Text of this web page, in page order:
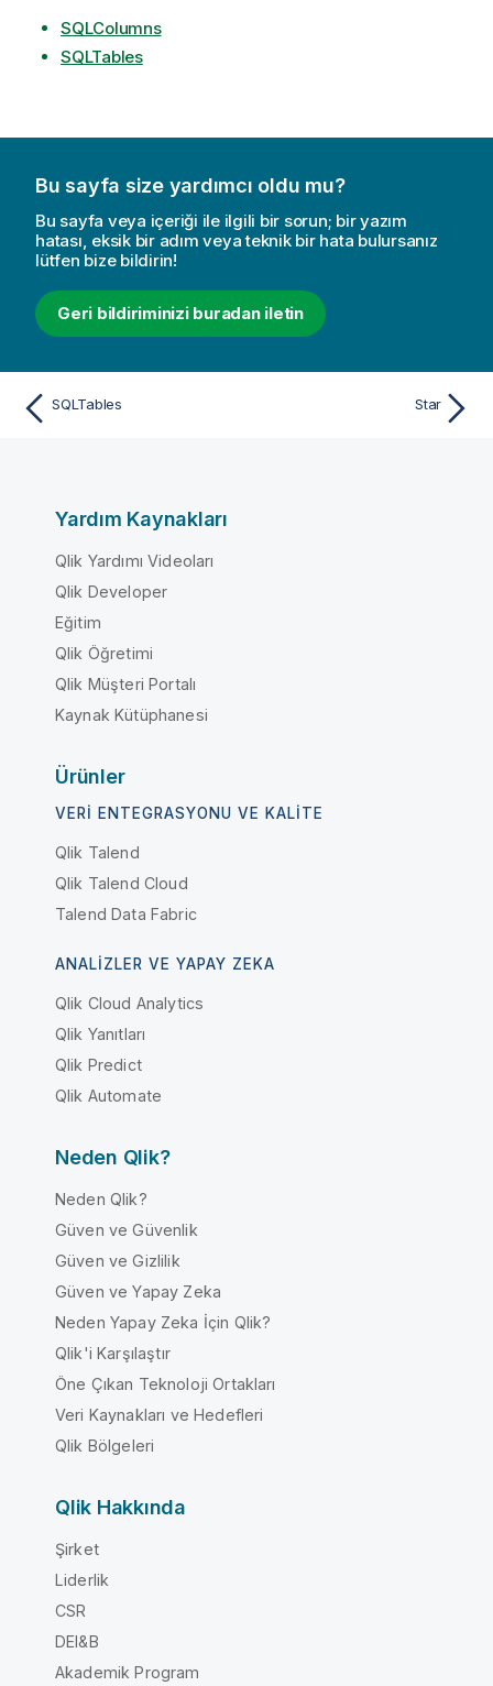
SQLColumns
SQLTables
Bu sayfa size yardımcı oldu mu?
Bu sayfa veya içeriği ile ilgili bir sorun; bir yazım
hatası, eksik bir adım veya teknik bir hata bulursanız
lütfen bize bildirin!
Geri bildiriminizi buradan iletin
SQLTables Star
Yardım Kaynakları
Qlik Yardımı Videoları
Qlik Developer
Eğitim
Qlik Öğretimi
Qlik Müşteri Portalı
Kaynak Kütüphanesi
Ürünler
VERI ENTEGRASYONU VE KALITE
Qlik Talend
Qlik Talend Cloud
Talend Data Fabric
ANALIZLER VE YAPAY ZEKA
Qlik Cloud Analytics
Qlik Yanıtları
Qlik Predict
Qlik Automate
Neden Qlik?
Neden Qlik?
Güven ve Güvenlik
Güven ve Gizlilik
Güven ve Yapay Zeka
Neden Yapay Zeka İçin Qlik?
Qlik'i Karşılaştır
Öne Çıkan Teknoloji Ortakları
Veri Kaynakları ve Hedefleri
Qlik Bölgeleri
Qlik Hakkında
Şirket
Liderlik
CSR
DEI&B
Akademik Program